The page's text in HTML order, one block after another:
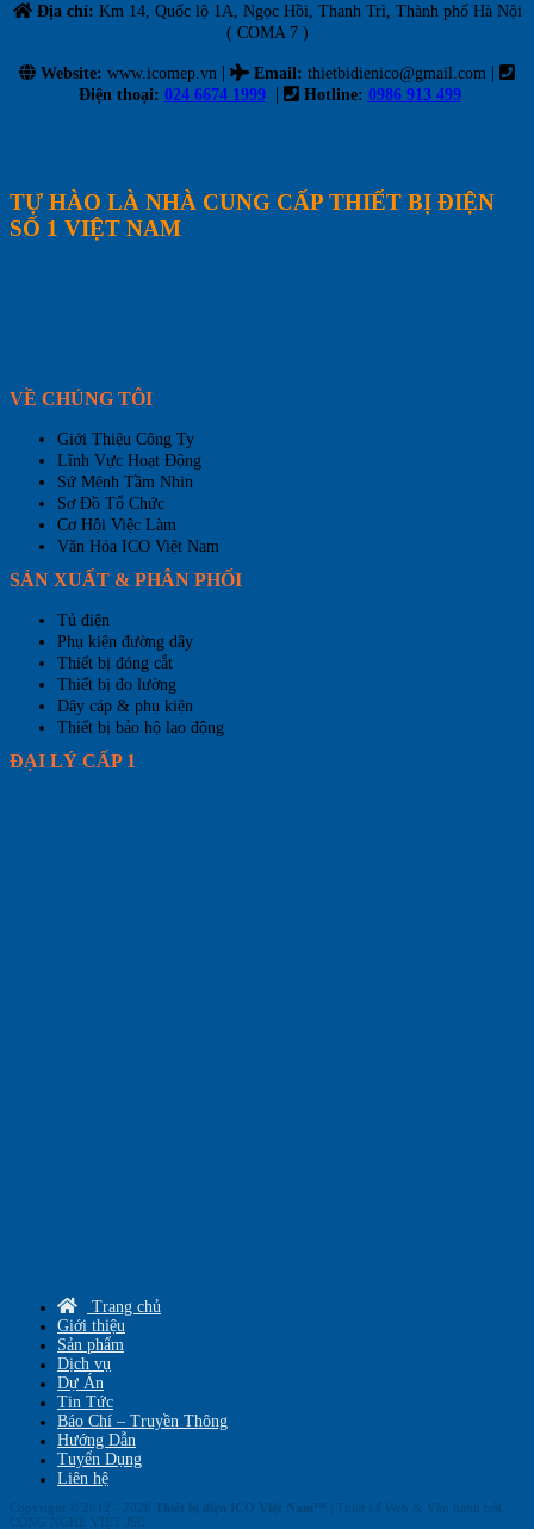
Địa chỉ: Km 14, Quốc lộ 1A, Ngọc Hồi, Thanh Trì, Thành phố Hà Nội
( COMA 7 )
Website: www.icomep.vn | Email: thietbidienico@gmail.com |
Điện thoại: 024 6674 1999 | Hotline: 0986 913 499
TỰ HÀO LÀ NHÀ CUNG CẤP THIẾT BỊ ĐIỆN
SỐ 1 VIỆT NAM
VỀ CHÚNG TÔI
Giới Thiệu Công Ty
Lĩnh Vực Hoạt Động
Sứ Mệnh Tầm Nhìn
Sơ Đồ Tổ Chức
Cơ Hội Việc Làm
Văn Hóa ICO Việt Nam
SẢN XUẤT & PHÂN PHỐI
Tủ điện
Phụ kiện đường dây
Thiết bị đóng cắt
Thiết bị đo lường
Dây cáp & phụ kiện
Thiết bị bảo hộ lao động
ĐẠI LÝ CẤP 1
Trang chủ
Giới thiệu
Sản phẩm
Dịch vụ
Dự Án
Tin Tức
Báo Chí – Truyền Thông
Hướng Dẫn
Tuyển Dụng
Liên hệ
Copyright © 2012 - 2026 Thiết bị điện ICO Việt Nam™ | Thiết kế Web & Vận hành bởi
CÔNG NGHỆ VIỆT JSC